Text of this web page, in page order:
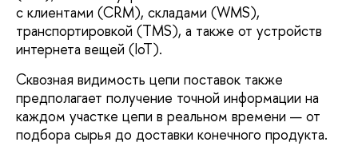
с клиентами (CRM), складами (WMS),
транспортировкой (TMS), а также от устройств
интернета вещей (IoT).
Сквозная видимость цепи поставок также
предполагает получение точной информации на
каждом участке цепи в реальном времени — от
подбора сырья до доставки конечного продукта.